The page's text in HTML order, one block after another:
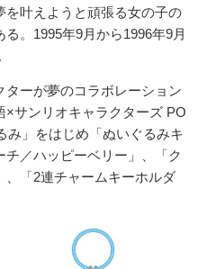
叶えようと頑張る女の子の
。1995年9月から1996年9月
ーが夢のコラボレーション
×サンリオキャラクターズ PO
み」をはじめ「ぬいぐるみキ
／ハッピーベリー」、「ク
、「2連チャームキーホルダ